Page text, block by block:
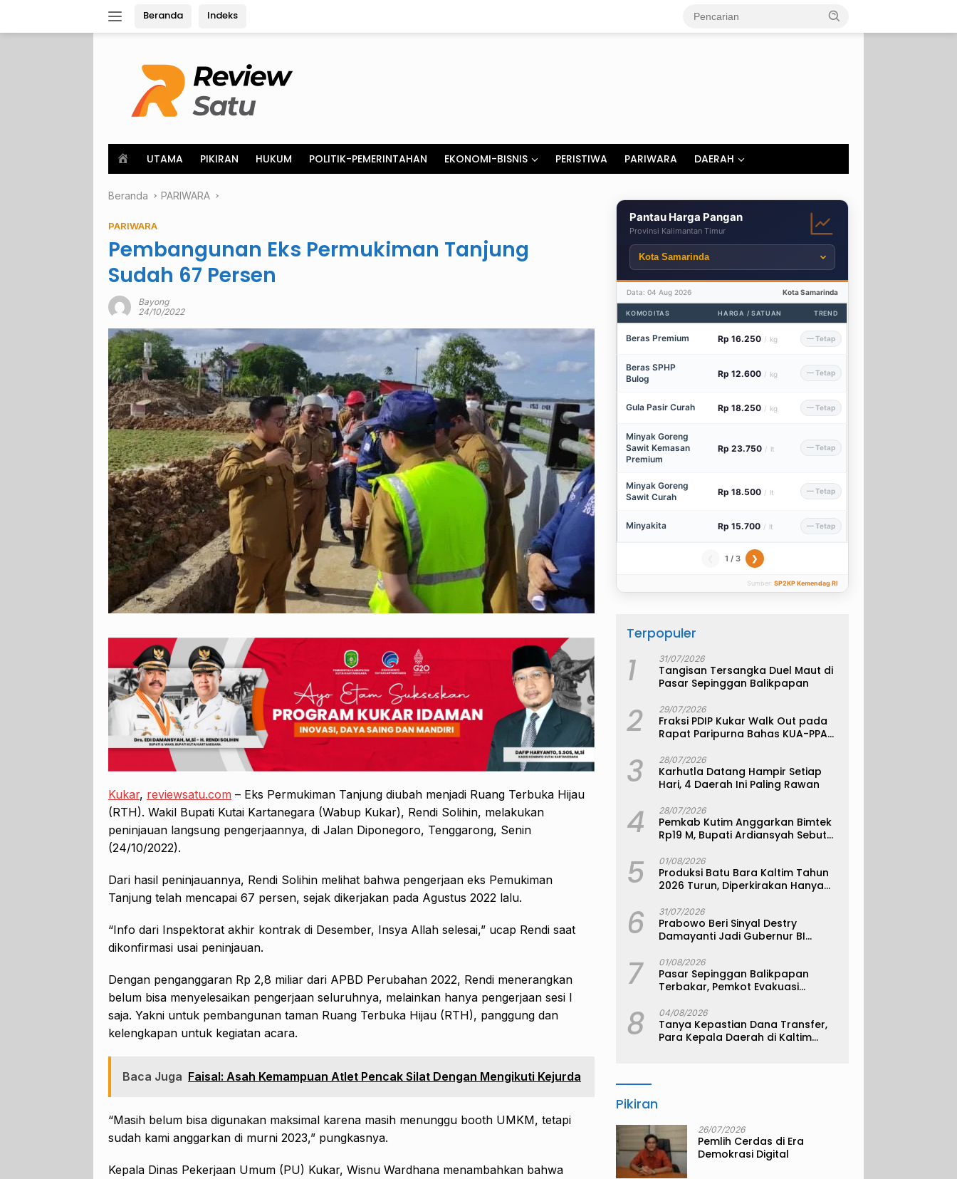
Beranda Indeks
o
e
UTAMA PIKIRAN HUKUM POLITIK-PEMERINTAHAN EKONOMI-BISNIS PERISTIWA PARIWARA DAERAH
Beranda PARIWARA
PARIWARA
Pembangunan Eks Permukiman Tanjung
Sudah 67 Persen
Bayong
24/10/2022
Kukar, reviewsatu.com – Eks Permukiman Tanjung diubah menjadi Ruang Terbuka Hijau
(RTH). Wakil Bupati Kutai Kartanegara (Wabup Kukar), Rendi Solihin, melakukan
peninjauan langsung pengerjaannya, di Jalan Diponegoro, Tenggarong, Senin
(24/10/2022).
Dari hasil peninjauannya, Rendi Solihin melihat bahwa pengerjaan eks Pemukiman
Tanjung telah mencapai 67 persen, sejak dikerjakan pada Agustus 2022 lalu.
“Info dari Inspektorat akhir kontrak di Desember, Insya Allah selesai,” ucap Rendi saat
dikonfirmasi usai peninjauan.
Dengan penganggaran Rp 2,8 miliar dari APBD Perubahan 2022, Rendi menerangkan
belum bisa menyelesaikan pengerjaan seluruhnya, melainkan hanya pengerjaan sesi I
saja. Yakni untuk pembangunan taman Ruang Terbuka Hijau (RTH), panggung dan
kelengkapan untuk kegiatan acara.
Baca Juga Faisal: Asah Kemampuan Atlet Pencak Silat Dengan Mengikuti Kejurda
“Masih belum bisa digunakan maksimal karena masih menunggu booth UMKM, tetapi
sudah kami anggarkan di murni 2023,” pungkasnya.
Kepala Dinas Pekerjaan Umum (PU) Kukar, Wisnu Wardhana menambahkan bahwa
Pantau Harga Pangan
Provinsi Kalimantan Timur
Data: 04 Aug 2026 Kota Samarinda
KOMODITAS HARGA / SATUAN TREND
Beras Premium Rp 16.250 / kg — Tetap
Beras SPHP
Bulog
Rp 12.600 / kg — Tetap
Gula Pasir Curah Rp 18.250 / kg — Tetap
Minyak Goreng
Sawit Kemasan
Premium
Rp 23.750 / lt — Tetap
Minyak Goreng
Sawit Curah
Rp 18.500 / lt — Tetap
Minyakita Rp 15.700 / lt — Tetap
1 / 3 ❯
Sumber: SP2KP Kemendag RI
Terpopuler
1 31/07/2026
Tangisan Tersangka Duel Maut di
Pasar Sepinggan Balikpapan
2 29/07/2026
Fraksi PDIP Kukar Walk Out pada
Rapat Paripurna Bahas KUA-PPAS
3 28/07/2026
Karhutla Datang Hampir Setiap
Hari, 4 Daerah Ini Paling Rawan
4 28/07/2026
Pemkab Kutim Anggarkan Bimtek
Rp19 M, Bupati Ardiansyah Sebut
5 01/08/2026
Produksi Batu Bara Kaltim Tahun
2026 Turun, Diperkirakan Hanya
6 31/07/2026
Prabowo Beri Sinyal Destry
Damayanti Jadi Gubernur BI
7 01/08/2026
Pasar Sepinggan Balikpapan
Terbakar, Pemkot Evakuasi
8 04/08/2026
Tanya Kepastian Dana Transfer,
Para Kepala Daerah di Kaltim
Pikiran
26/07/2026
Pemlih Cerdas di Era
Demokrasi Digital